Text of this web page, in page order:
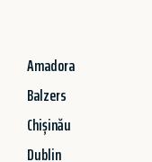
Amadora
Balzers
Chișinău
Dublin